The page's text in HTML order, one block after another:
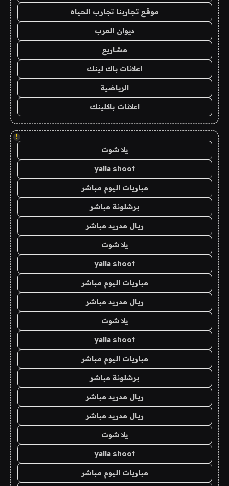
موقع تجاربنا تجارب الحياه
ديوان العرب
مشاريع
اعلانات باك لينك
الرياضية
اعلانات باكلينك
!
يلا شوت
yalla shoot
مباريات اليوم مباشر
برشلونة مباشر
ريال مدريد مباشر
يلا شوت
yalla shoot
مباريات اليوم مباشر
ريال مدريد مباشر
يلا شوت
yalla shoot
مباريات اليوم مباشر
برشلونة مباشر
ريال مدريد مباشر
ريال مدريد مباشر
يلا شوت
yalla shoot
مباريات اليوم مباشر